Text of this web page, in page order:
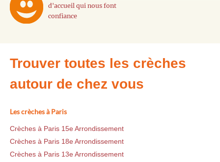
d'accueil qui nous font
confiance
Trouver toutes les crèches
autour de chez vous
Les crèches à Paris
Crèches à Paris 15e Arrondissement
Crèches à Paris 18e Arrondissement
Crèches à Paris 13e Arrondissement